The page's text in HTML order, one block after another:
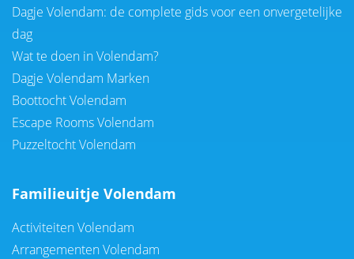
Dagje Volendam: de complete gids voor een onvergetelijke
dag
Wat te doen in Volendam?
Dagje Volendam Marken
Boottocht Volendam
Escape Rooms Volendam
Puzzeltocht Volendam
Familieuitje Volendam
Activiteiten Volendam
Arrangementen Volendam